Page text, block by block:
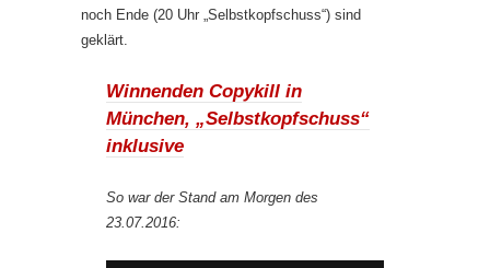
noch Ende (20 Uhr „Selbstkopfschuss“) sind
geklärt.
Winnenden Copykill in
München, „Selbstkopfschuss“
inklusive
So war der Stand am Morgen des
23.07.2016: